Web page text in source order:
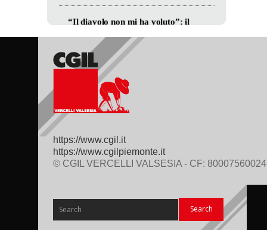
https://www.cgil.it
https://www.cgilpiemonte.it
© CGIL VERCELLI VALSESIA - CF: 80007560024